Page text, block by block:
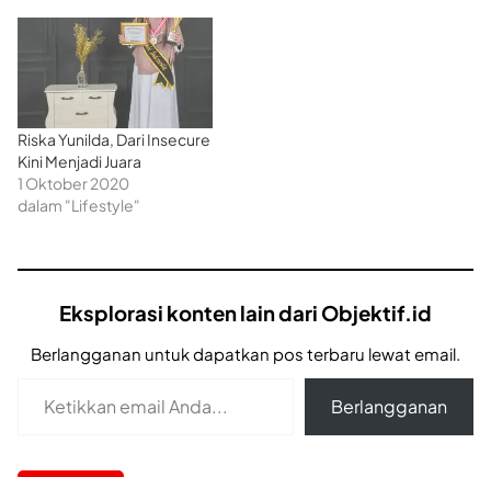
Riska Yunilda, Dari Insecure
Kini Menjadi Juara
1 Oktober 2020
dalam "Lifestyle"
Eksplorasi konten lain dari Objektif.id
Berlangganan untuk dapatkan pos terbaru lewat email.
Berlangganan